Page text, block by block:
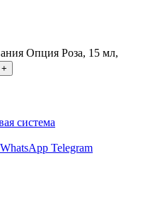
Опция Роза, 15 мл,
система
WhatsApp Telegram